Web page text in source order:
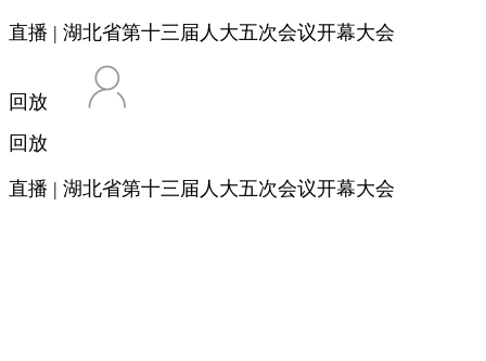
直播 | 湖北省第十三届人大五次会议开幕大会
回放
回放
直播 | 湖北省第十三届人大五次会议开幕大会